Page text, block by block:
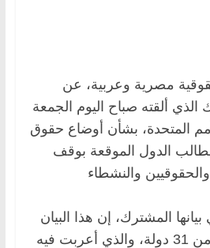
حقوقية مصرية وعربية، عن
الذي ألقته صباح اليوم الجمعة
المتحدة، بشأن أوضاع حقوق
الدول الموقعة بوقف
والنشطاء
المشترك، إن هذا البيان
“يعتبر كسر للصمت من 31 دولة، والذي أعربت فيه